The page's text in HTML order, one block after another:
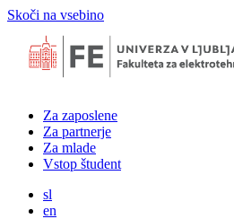
Skoči na vsebino
Za zaposlene
Za partnerje
Za mlade
Vstop študent
sl
en